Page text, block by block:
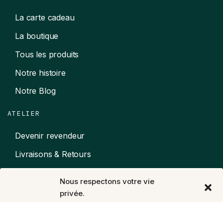
Nous respectons votre vie
privée.
La carte cadeau
La boutique
Tous les produits
Notre histoire
Notre Blog
ATELIER
Devenir revendeur
Livraisons & Retours